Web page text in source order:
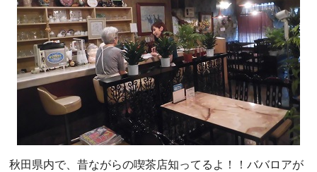
秋田県内で、昔ながらの喫茶店知ってるよ！！ババロアが